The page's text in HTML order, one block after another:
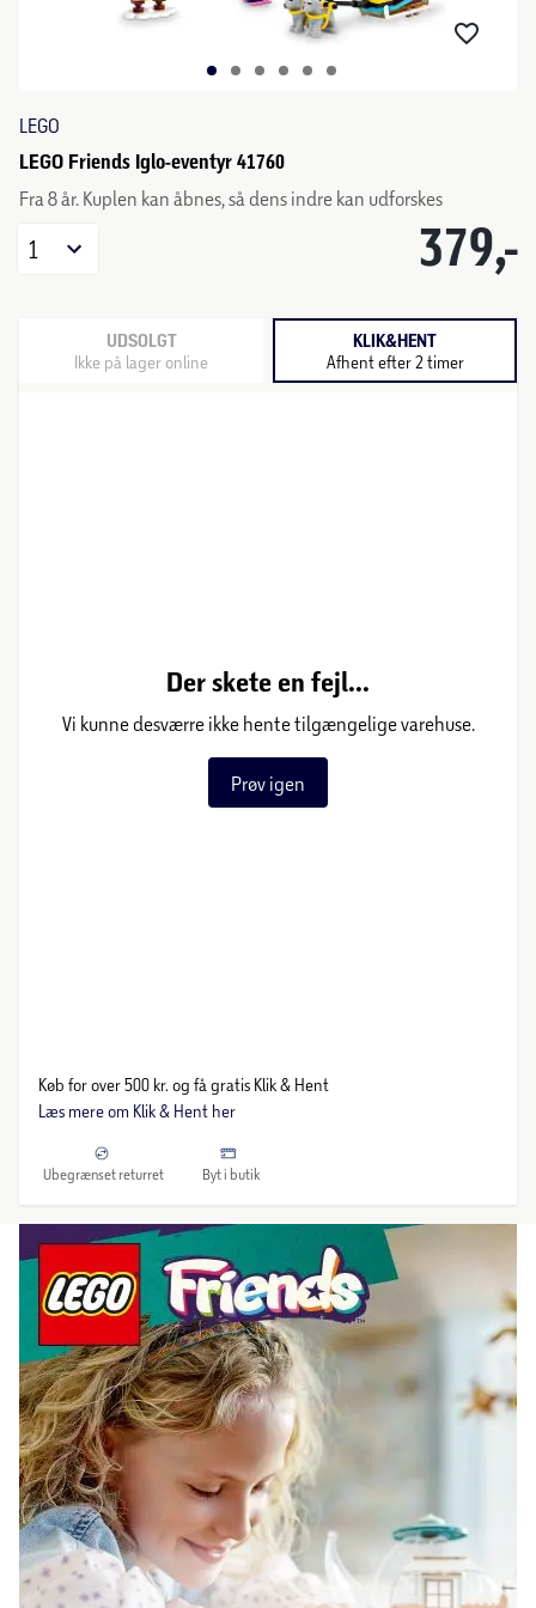
LEGO
LEGO Friends Iglo-eventyr 41760
Fra 8 år. Kuplen kan åbnes, så dens indre kan udforskes
379,-
1
UDSOLGT
Ikke på lager online
KLIK&HENT
Afhent efter 2 timer
Der skete en fejl...
Vi kunne desværre ikke hente tilgængelige varehuse.
Prøv igen
Køb for over 500 kr. og få gratis Klik & Hent
Læs mere om Klik & Hent her
Ubegrænset returret Byt i butik